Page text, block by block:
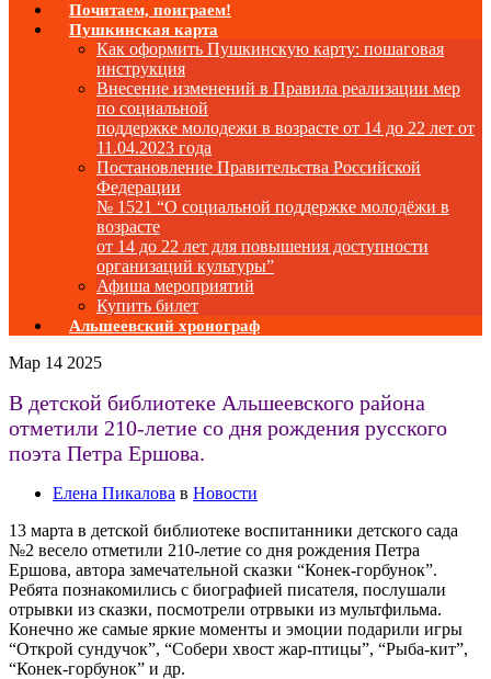
Почитаем, поиграем!
Пушкинская карта
Как оформить Пушкинскую карту: пошаговая
инструкция
Внесение изменений в Правила реализации мер
по социальной
поддержке молодежи в возрасте от 14 до 22 лет от
11.04.2023 года
Постановление Правительства Российской
Федерации
№ 1521 “О социальной поддержке молодёжи в
возрасте
от 14 до 22 лет для повышения доступности
организаций культуры”
Афиша мероприятий
Купить билет
Альшеевский хронограф
Мар 14 2025
В детской библиотеке Альшеевского района
отметили 210-летие со дня рождения русского
поэта Петра Ершова.
Елена Пикалова в Новости
13 марта в детской библиотеке воспитанники детского сада
№2 весело отметили 210-летие со дня рождения Петра
Ершова, автора замечательной сказки “Конек-горбунок”.
Ребята познакомились с биографией писателя, послушали
отрывки из сказки, посмотрели отрвыки из мультфильма.
Конечно же самые яркие моменты и эмоции подарили игры
“Открой сундучок”, “Собери хвост жар-птицы”, “Рыба-кит”,
“Конек-горбунок” и др.